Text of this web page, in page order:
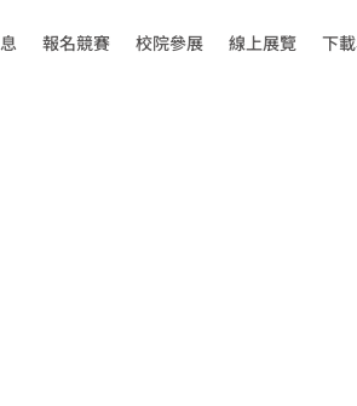
報名競賽 校院參展 線上展覽 下